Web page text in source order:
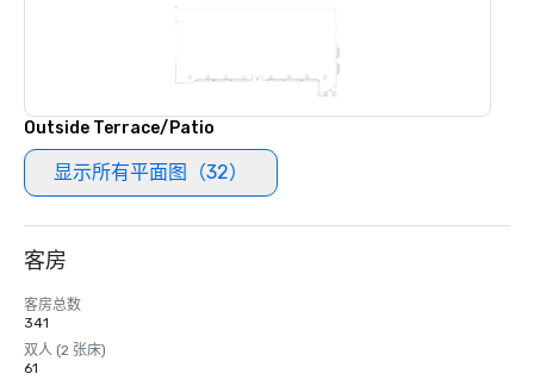
Outside Terrace/Patio
显示所有平面图（32）
客房
客房总数
341
双人 (2 张床)
61